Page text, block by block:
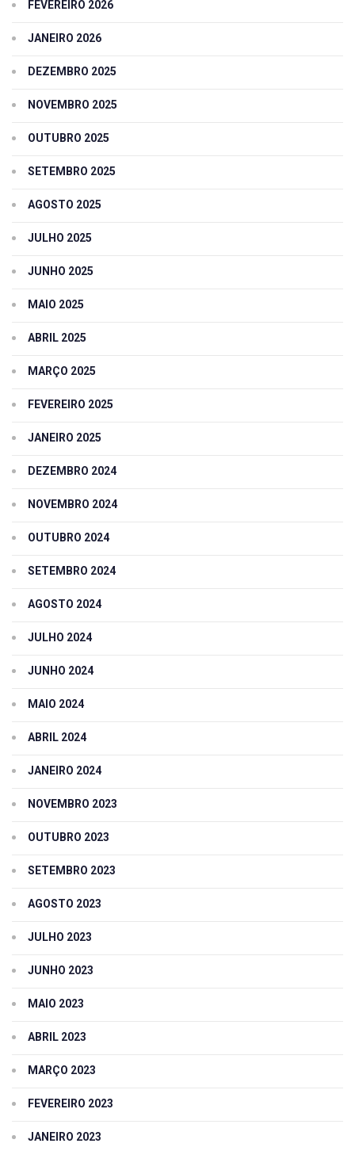
FEVEREIRO 2026
JANEIRO 2026
DEZEMBRO 2025
NOVEMBRO 2025
OUTUBRO 2025
SETEMBRO 2025
AGOSTO 2025
JULHO 2025
JUNHO 2025
MAIO 2025
ABRIL 2025
MARÇO 2025
FEVEREIRO 2025
JANEIRO 2025
DEZEMBRO 2024
NOVEMBRO 2024
OUTUBRO 2024
SETEMBRO 2024
AGOSTO 2024
JULHO 2024
JUNHO 2024
MAIO 2024
ABRIL 2024
JANEIRO 2024
NOVEMBRO 2023
OUTUBRO 2023
SETEMBRO 2023
AGOSTO 2023
JULHO 2023
JUNHO 2023
MAIO 2023
ABRIL 2023
MARÇO 2023
FEVEREIRO 2023
JANEIRO 2023